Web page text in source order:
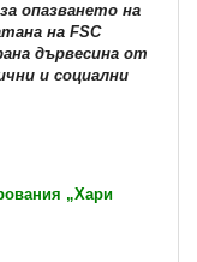
опазването на
на FSC
дървесина от
и социални
„Хари